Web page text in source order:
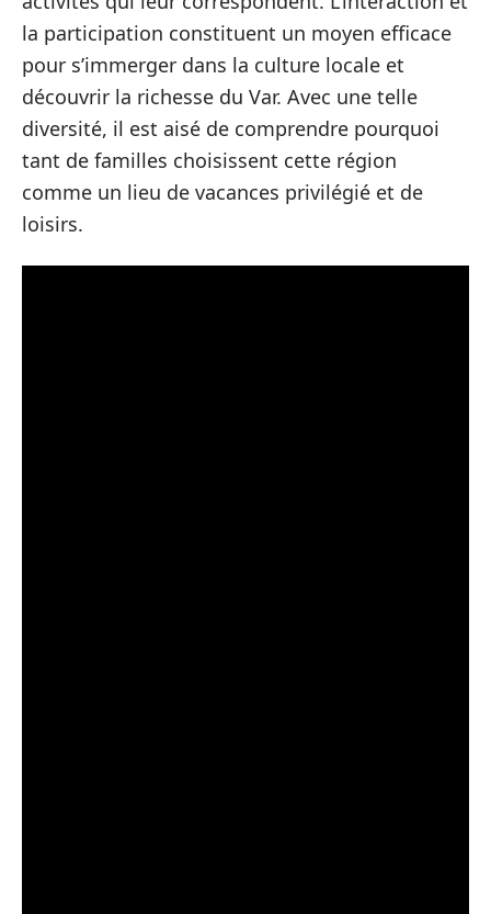
la participation constituent un moyen efficace
pour s’immerger dans la culture locale et
découvrir la richesse du Var. Avec une telle
diversité, il est aisé de comprendre pourquoi
tant de familles choisissent cette région
comme un lieu de vacances privilégié et de
loisirs.